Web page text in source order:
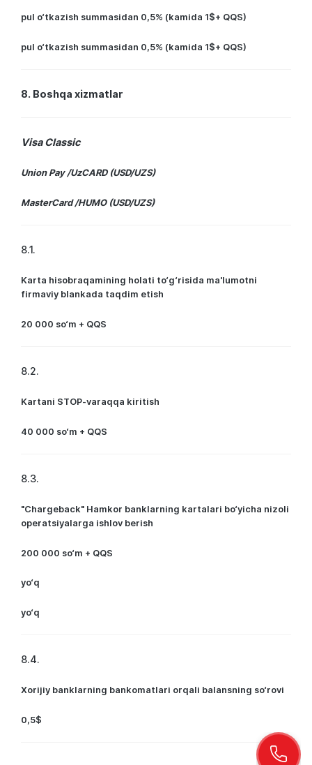
pul o‘tkazish summasidan 0,5% (kamida 1$+ QQS)
pul o‘tkazish summasidan 0,5% (kamida 1$+ QQS)
8. Boshqa xizmatlar
Visa Classic
Union Pay /UzCARD (USD/UZS)
MasterCard /HUMO (USD/UZS)
8.1.
Karta hisobraqamining holati to‘g‘risida ma'lumotni
firmaviy blankada taqdim etish
20 000 so‘m + QQS
8.2.
Kartani STOP-varaqqa kiritish
40 000 so‘m + QQS
8.3.
"Chargeback" Hamkor banklarning kartalari bo‘yicha nizoli
operatsiyalarga ishlov berish
200 000 so‘m + QQS
yo‘q
yo‘q
8.4.
Xorijiy banklarning bankomatlari orqali balansning so‘rovi
0,5$